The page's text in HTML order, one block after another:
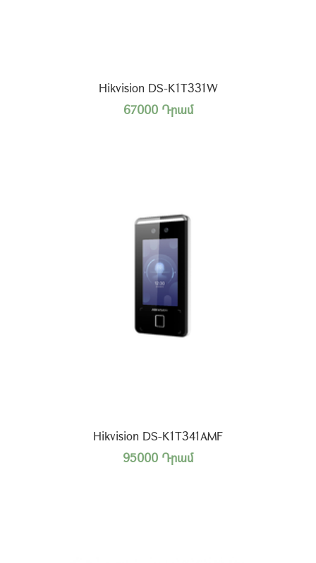
Hikvision DS-K1T331W
67000 Դրամ
Hikvision DS-K1T341AMF
95000 Դրամ